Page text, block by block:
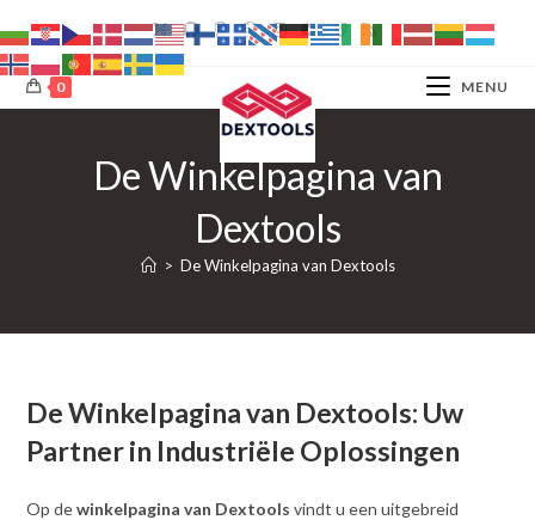
naar
inhoud
0 MENU
De Winkelpagina van
Dextools
> De Winkelpagina van Dextools
De Winkelpagina van Dextools: Uw
Partner in Industriële Oplossingen
Op dewinkelpagina van Dextools vindt u een uitgebreid